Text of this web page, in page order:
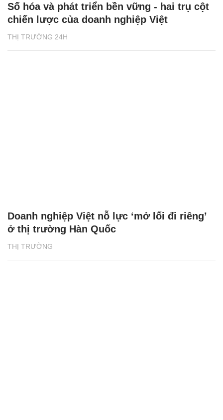
THỊ TRƯỜNG 24H
Số hóa và phát triển bền vững - hai trụ cột
chiến lược của doanh nghiệp Việt
THỊ TRƯỜNG
Doanh nghiệp Việt nỗ lực ‘mở lối đi riêng’
ở thị trường Hàn Quốc